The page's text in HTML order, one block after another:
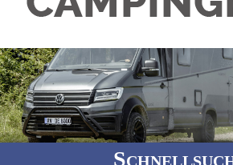
(c) Dethleffs GmbH & Co. KG